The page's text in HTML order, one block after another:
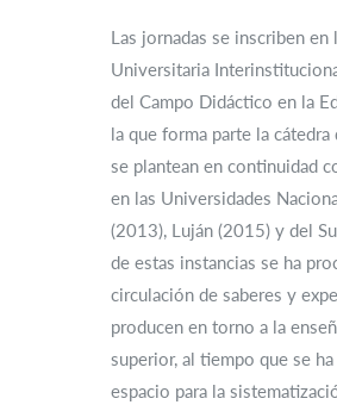
Las jornadas se inscriben en
Universitaria
del Campo Didáctico en la
la que forma parte la
se plantean en continuidad
en las Universidades
(2013), Luján (2015) y del
de estas instancias se ha
circulación de saberes y
producen en torno a la
superior, al tiempo que se
espacio para la